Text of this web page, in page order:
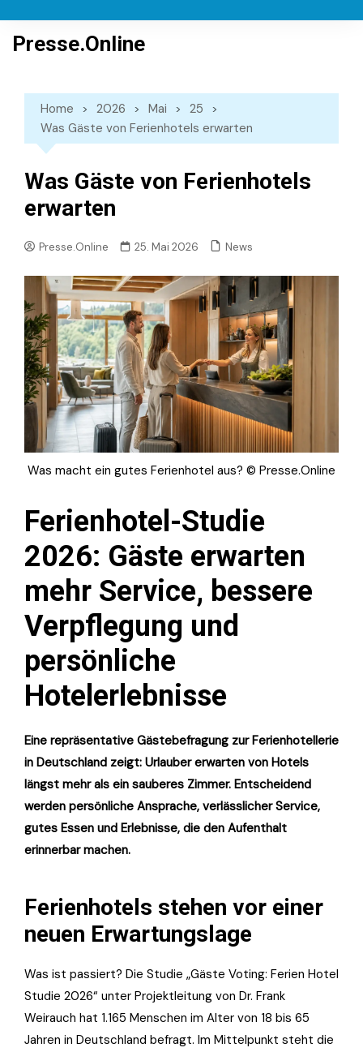
content
Presse.Online
Home 2026 Mai
25
Was Gäste von Ferienhotels erwarten
Was Gäste von Ferienhotels
erwarten
Presse.Online 25. Mai 2026 News
Was macht ein gutes Ferienhotel aus? © Presse.Online
Ferienhotel-Studie
2026: Gäste erwarten
mehr Service, bessere
Verpflegung und
persönliche
Hotelerlebnisse
Eine repräsentative Gästebefragung zur Ferienhotellerie
in Deutschland zeigt: Urlauber erwarten von Hotels
längst mehr als ein sauberes Zimmer. Entscheidend
werden persönliche Ansprache, verlässlicher Service,
gutes Essen und Erlebnisse, die den Aufenthalt
erinnerbar machen.
Ferienhotels stehen vor einer
neuen Erwartungslage
Was ist passiert? Die Studie „Gäste Voting: Ferien Hotel
Studie 2026“ unter Projektleitung von Dr. Frank
Weirauch hat 1.165 Menschen im Alter von 18 bis 65
Jahren in Deutschland befragt. Im Mittelpunkt steht die